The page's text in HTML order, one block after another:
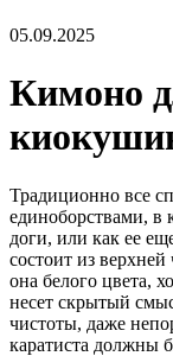
05.09.2025
Кимоно
Традиционно все
единоборствами, в
доги, или как ее
состоит из
она белого цвета,
несет скрытый
чистоты, даже
каратиста должны